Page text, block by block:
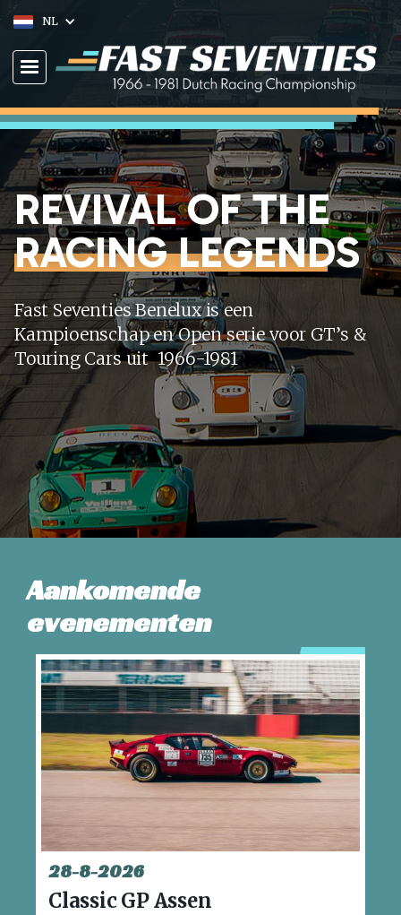
NL
REVIVAL OF THE
RACING LEGENDS
Fast Seventies Benelux is een
Kampioenschap en Open serie voor GT’s &
Touring Cars uit 1966-1981
Aankomende
evenementen
28-8-2026
Classic GP Assen